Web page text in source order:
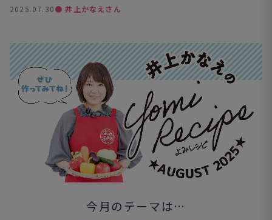
2025.07.30● 井上かなえさん
今月のテーマは…